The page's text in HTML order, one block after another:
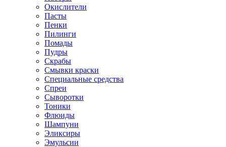
Окислители
Пасты
Пенки
Пилинги
Помады
Пудры
Скрабы
Смывки краски
Специальные средства
Спреи
Сыворотки
Тоники
Флюиды
Шампуни
Эликсиры
Эмульсии